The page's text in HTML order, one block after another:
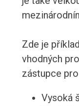
Zde je
vhodných
zástupce
Vysoká